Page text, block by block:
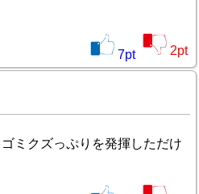
7pt 2pt
ミクズっぷりを発揮しただけ